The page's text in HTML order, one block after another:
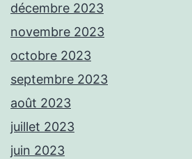
décembre 2023
novembre 2023
octobre 2023
septembre 2023
août 2023
juillet 2023
juin 2023